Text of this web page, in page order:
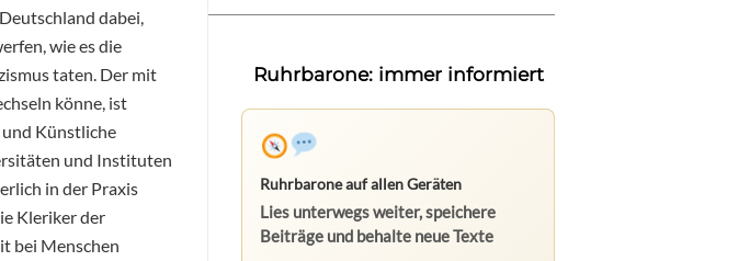
dabei,
wie es die
taten. Der mit
könne, ist
Künstliche
und Instituten
in der Praxis
Kleriker der
bei Menschen
Ruhrbarone: immer informiert
Ruhrbarone auf allen Geräten
Lies unterwegs weiter, speichere
Beiträge und behalte neue Texte